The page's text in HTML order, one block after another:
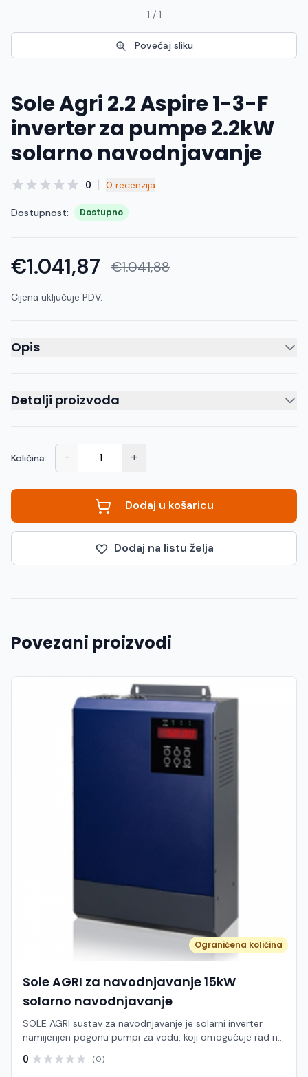
1 / 1
Povećaj sliku
Sole Agri 2.2 Aspire 1-3-F
inverter za pumpe 2.2kW
solarno navodnjavanje
0 | 0 recenzija
Dostupnost: Dostupno
€1.041,87 €1.041,88
Cijena uključuje PDV.
Opis
Detalji proizvoda
Količina: - +
Dodaj u košaricu
Dodaj na listu želja
Povezani proizvodi
Ograničena količina
Sole AGRI za navodnjavanje 15kW
solarno navodnjavanje
SOLE AGRI sustav za navodnjavanje je solarni inverter
namijenjen pogonu pumpi za vodu, koji omogućuje rad na
električne energije. Pogodan je za postojeće pumpe
0 (0)